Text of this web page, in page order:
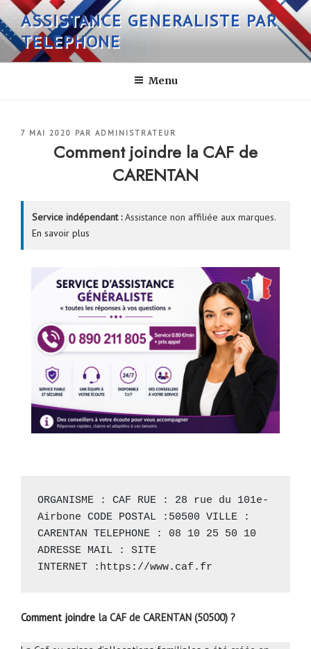
Aller
au
contenu
principal
ASSISTANCE GENERALISTE PAR
TELEPHONE
Menu
PUBLIÉ
7 MAI 2020 PAR ADMINISTRATEUR
Comment joindre la CAF de
CARENTAN
Service indépendant :Assistance non affiliée aux marques.
En savoir plus
ORGANISME : CAF RUE : 28 rue du 101e-
Airbone CODE POSTAL :50500 VILLE :
CARENTAN TELEPHONE : 08 10 25 50 10
ADRESSE MAIL : SITE
INTERNET : https://www.caf.fr
Comment joindre la CAF de CARENTAN (50500) ?